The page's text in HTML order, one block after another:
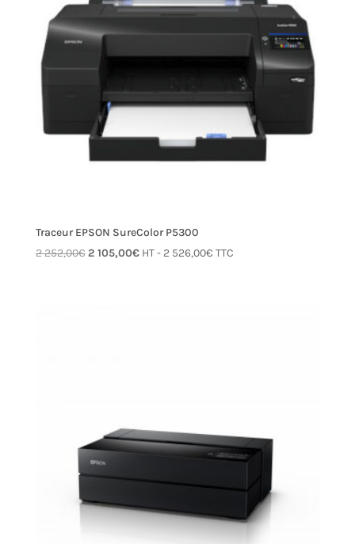
Traceur EPSON SureColor P5300
2 252,00€ Le
2 105,00€LeHT - 2 526,00€ TTC